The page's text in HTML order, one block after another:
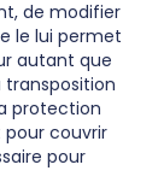
de modifier
le lui permet
autant que
transposition
protection
couvrir
pour